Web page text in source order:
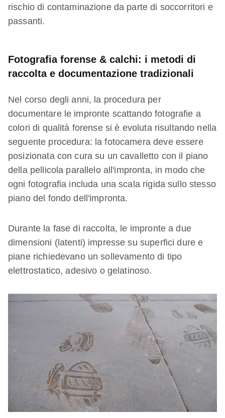
rischio di contaminazione da parte di soccorritori e
passanti.
Fotografia forense & calchi: i metodi di
raccolta e documentazione tradizionali
Nel corso degli anni, la procedura per
documentare le impronte scattando fotografie a
colori di qualità forense si è evoluta risultando nella
seguente procedura: la fotocamera deve essere
posizionata con cura su un cavalletto con il piano
della pellicola parallelo all'impronta, in modo che
ogni fotografia includa una scala rigida sullo stesso
piano del fondo dell'impronta.
Durante la fase di raccolta, le impronte a due
dimensioni (latenti) impresse su superfici dure e
piane richiedevano un sollevamento di tipo
elettrostatico, adesivo o gelatinoso.